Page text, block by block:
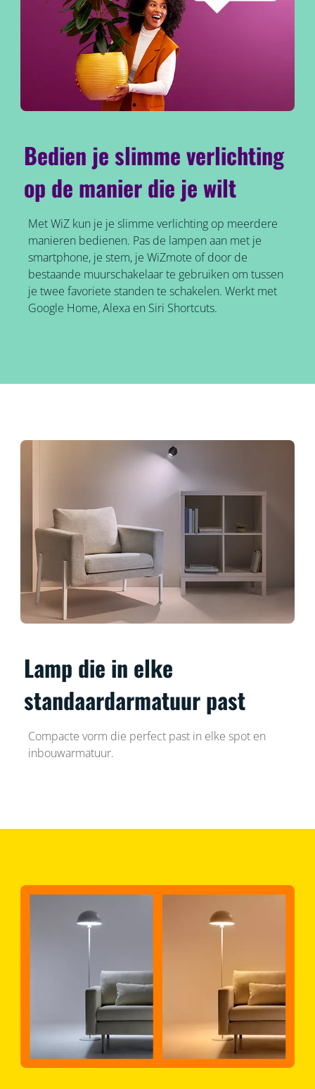
Bedien je slimme verlichting
op de manier die je wilt
Met WiZ kun je je slimme verlichting op meerdere
manieren bedienen. Pas de lampen aan met je
smartphone, je stem, je WiZmote of door de
bestaande muurschakelaar te gebruiken om tussen
je twee favoriete standen te schakelen. Werkt met
Google Home, Alexa en Siri Shortcuts.
Lamp die in elke
standaardarmatuur past
Compacte vorm die perfect past in elke spot en
inbouwarmatuur.